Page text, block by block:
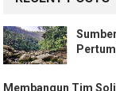
Membangun Tim